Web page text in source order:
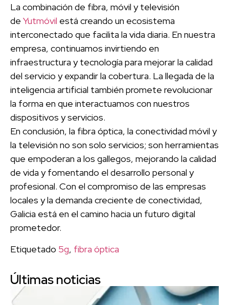
La combinación de fibra, móvil y televisión
de Yutmóvil está creando un ecosistema
interconectado que facilita la vida diaria. En nuestra
empresa, continuamos invirtiendo en
infraestructura y tecnología para mejorar la calidad
del servicio y expandir la cobertura. La llegada de la
inteligencia artificial también promete revolucionar
la forma en que interactuamos con nuestros
dispositivos y servicios.
En conclusión, la fibra óptica, la conectividad móvil y
la televisión no son solo servicios; son herramientas
que empoderan a los gallegos, mejorando la calidad
de vida y fomentando el desarrollo personal y
profesional. Con el compromiso de las empresas
locales y la demanda creciente de conectividad,
Galicia está en el camino hacia un futuro digital
prometedor.
Etiquetado 5g, fibra óptica
Últimas noticias